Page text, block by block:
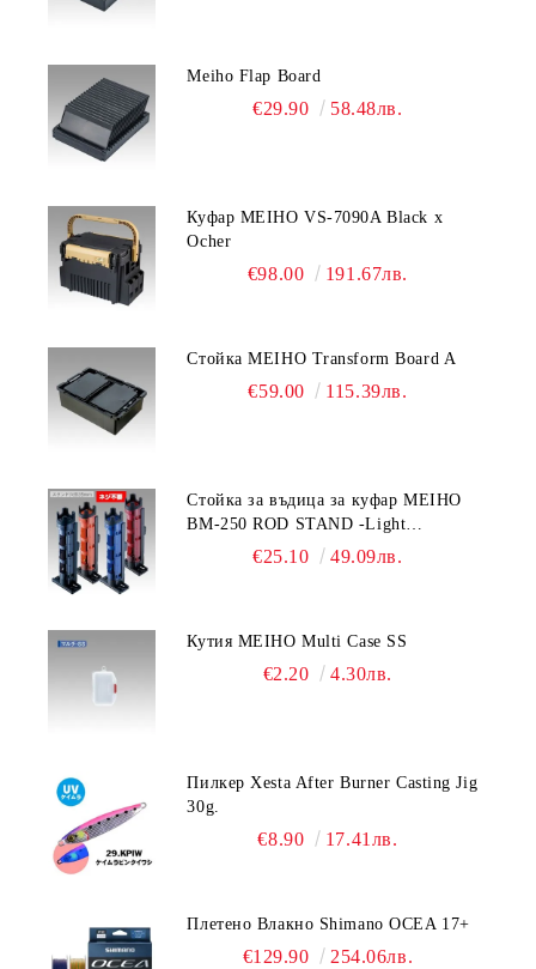
Meiho Flap Board
€29.90 58.48лв.
Куфар MEIHO VS-7090A Black x
Ocher
€98.00 191.67лв.
Стойка MEIHO Transform Board A
€59.00 115.39лв.
Стойка за въдица за куфар MEIHO
BM-250 ROD STAND -Light
Blue/Black color
€25.10 49.09лв.
Кутия MEIHO Multi Case SS
€2.20 4.30лв.
Пилкер Xesta After Burner Casting Jig
30g.
€8.90 17.41лв.
Плетено Влакно Shimano OCEA 17+
€129.90 254.06лв.